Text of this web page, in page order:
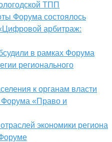
ТПП
Форума состоялось
арбитраж:
в рамках Форума
регионального
к органам власти
Форума «Право и
экономики региона